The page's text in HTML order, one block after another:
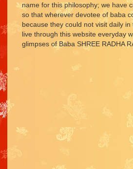
name for this philosophy; we have
so that wherever devotee of baba
because they could not visit daily in
live through this website everyday
glimpses of Baba SHREE RADHA